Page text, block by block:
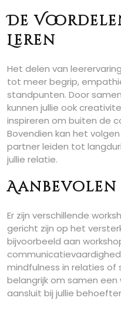
De
Leren
Het delen van
tot meer begrip,
standpunten. Door
kunnen jullie ook
inspireren om buiten de
Bovendien kan het
partner leiden tot
jullie relatie.
Aanbevolen
Er zijn verschillende
gericht zijn op het
bijvoorbeeld aan
mindfulness in relaties of
belangrijk om samen
aansluit bij jullie